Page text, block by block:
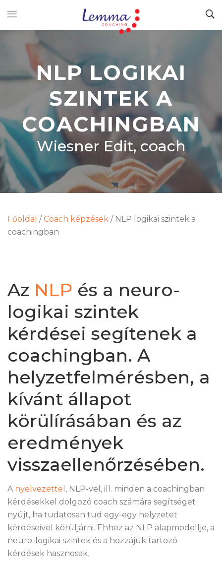
NLP LOGIKAI
SZINTEK A
COACHINGBAN
Wiesner Edit, coach
Főoldal / Coach képzések / NLP logikai szintek a
coachingban
Az NLP és a neuro-
logikai szintek
kérdései segítenek a
coachingban. A
helyzetfelmérésben, a
kívánt állapot
körülírásában és az
eredmények
visszaellenőrzésében.
A nyelvezettel , NLP-vel, ill. minden a coachingban
kérdésekkel dolgozó coach számára segítséget
nyújt, ha tudatosan tud egy-egy helyzetet
kérdéseivel körüljárni. Ehhez az NLP alapmodellje, a
neuro-logikai szintek és a hozzájuk tartozó
kérdések hasznosak.